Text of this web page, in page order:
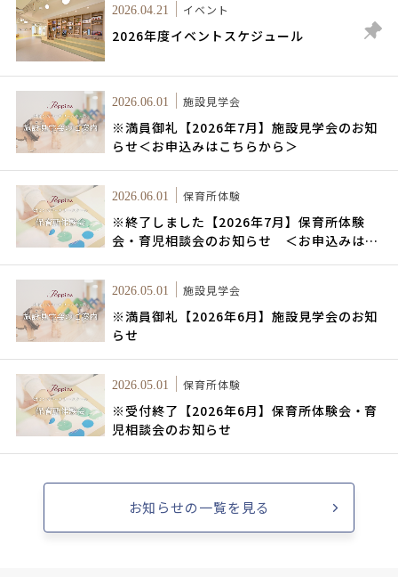
2026.04.21 イベント
2026年度イベントスケジュール
2026.06.01 施設見学会
※満員御礼【2026年7月】施設見学会のお知
らせ＜お申込みはこちらから＞
2026.06.01 保育所体験
※終了しました【2026年7月】保育所体験
会・育児相談会のお知らせ ＜お申込みはこ
2026.05.01 施設見学会
※満員御礼【2026年6月】施設見学会のお知
らせ
2026.05.01 保育所体験
※受付終了【2026年6月】保育所体験会・育
児相談会のお知らせ
お知らせの一覧を見る